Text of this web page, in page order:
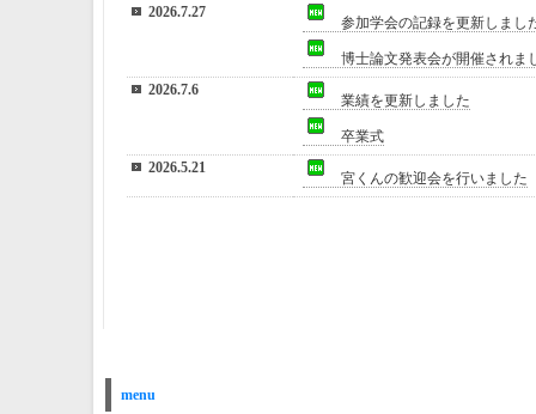
2026.7.27
参加学会の記録を更新しまし
博士論文発表会が開催されま
2026.7.6
業績を更新しました
卒業式
2026.5.21
宮くんの歓迎会を行いました
menu